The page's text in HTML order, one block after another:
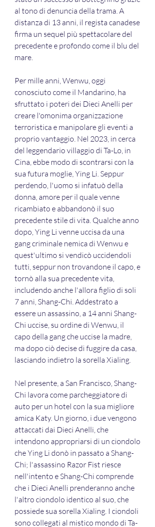
al tono di denuncia della trama. A
distanza di 13 anni, il regista canadese
firma un sequel più spettacolare del
precedente e profondo come il blu del
mare.
Per mille anni, Wenwu, oggi
conosciuto come il Mandarino, ha
sfruttato i poteri dei Dieci Anelli per
creare l'omonima organizzazione
terroristica e manipolare gli eventi a
proprio vantaggio. Nel 2023, in cerca
del leggendario villaggio di Ta-Lo, in
Cina, ebbe modo di scontrarsi con la
sua futura moglie, Ying Li. Seppur
perdendo, l'uomo si infatuò della
donna, amore per il quale venne
ricambiato e abbandonò il suo
precedente stile di vita. Qualche anno
dopo, Ying Li venne uccisa da una
gang criminale nemica di Wenwu e
quest'ultimo si vendicò uccidendoli
tutti, seppur non trovandone il capo, e
tornò alla sua precedente vita,
includendo anche l'allora figlio di soli
7 anni, Shang-Chi. Addestrato a
essere un assassino, a 14 anni Shang-
Chi uccise, su ordine di Wenwu, il
capo della gang che uccise la madre,
ma dopo ciò decise di fuggire da casa,
lasciando indietro la sorella Xialing.
Nel presente, a San Francisco, Shang-
Chi lavora come parcheggiatore di
auto per un hotel con la sua migliore
amica Katy. Un giorno, i due vengono
attaccati dai Dieci Anelli, che
intendono appropriarsi di un ciondolo
che Ying Li donò in passato a Shang-
Chi; l'assassino Razor Fist riesce
nell'intento e Shang-Chi comprende
che i Dieci Anelli prenderanno anche
l'altro ciondolo identico al suo, che
possiede sua sorella Xialing. I ciondoli
sono collegati al mistico mondo di Ta-